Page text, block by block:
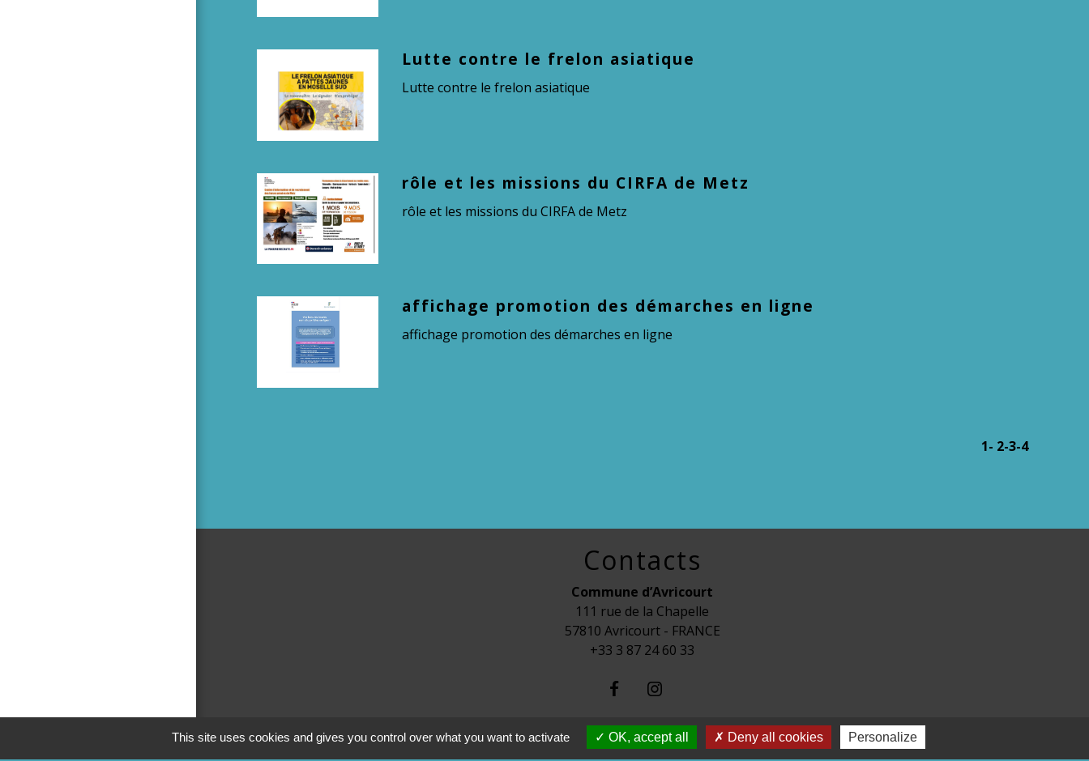
Lutte contre le frelon asiatique
Lutte contre le frelon asiatique
rôle et les missions du CIRFA de Metz
rôle et les missions du CIRFA de Metz
affichage promotion des démarches en ligne
affichage promotion des démarches en ligne
1- 2-3-4
Contacts
Commune d’Avricourt
111 rue de la Chapelle
57810 Avricourt - FRANCE
+33 3 87 24 60 33
This site uses cookies and gives you control over what you want to activate OK, accept all Deny all cookies Personalize